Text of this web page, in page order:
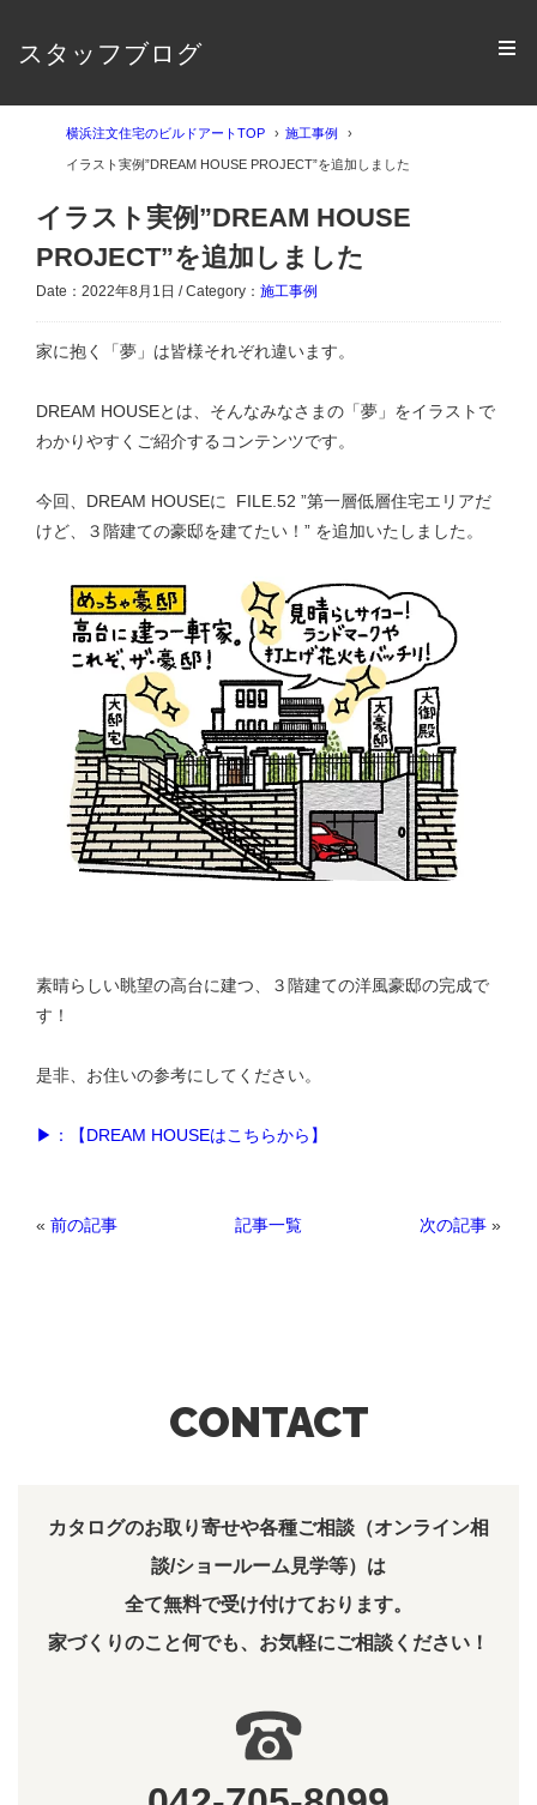
スタッフブログ
横浜注文住宅のビルドアートTOP 施工事例
イラスト実例”DREAM HOUSE PROJECT”を追加しました
イラスト実例”DREAM HOUSE
PROJECT”を追加しました
Date：2022年8月1日 / Category： 施工事例
家に抱く「夢」は皆様それぞれ違います。
DREAM HOUSEとは、そんなみなさまの「夢」をイラストで
わかりやすくご紹介するコンテンツです。
今回、DREAM HOUSEに FILE.52 ”第一層低層住宅エリアだ
けど、３階建ての豪邸を建てたい！” を追加いたしました。
素晴らしい眺望の高台に建つ、３階建ての洋風豪邸の完成で
す！
是非、お住いの参考にしてください。
▶：【DREAM HOUSEはこちらから】
記事一覧
« 前の記事 次の記事 »
CONTACT
カタログのお取り寄せや各種ご相談（オンライン相
談/ショールーム見学等）は
全て無料で受け付けております。
家づくりのこと何でも、お気軽にご相談ください！